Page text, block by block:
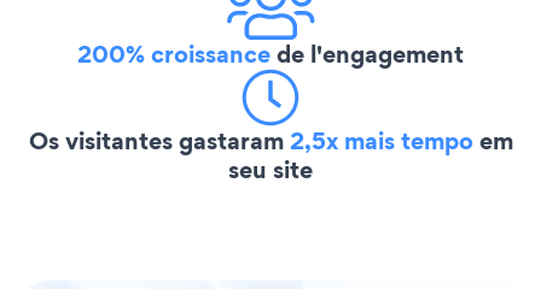
200% croissancede l'engagement
Os visitantes gastaram2,5x mais tempoem
seu site